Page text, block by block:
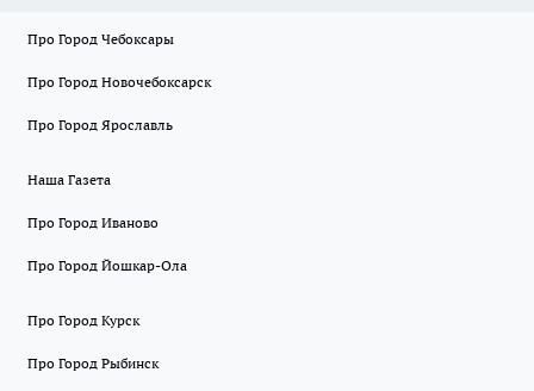
Про Город Чебоксары
Про Город Новочебоксарск
Про Город Ярославль
Наша Газета
Про Город Иваново
Про Город Йошкар-Ола
Про Город Курск
Про Город Рыбинск